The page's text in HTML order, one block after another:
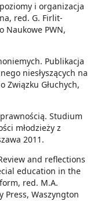
i organizacja
red. G. Firlit-
Naukowe PWN,
Publikacja
niesłyszących na
Związku Głuchych,
Studium
młodzieży z
2011.
and reflections
education in the
red. M.A.
Press, Waszyngton